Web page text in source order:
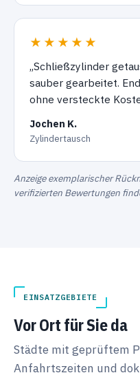
★★★★★
„Schließzylinder
sauber gearbeitet.
ohne versteckte
Jochen K.
Zylindertausch
Anzeige exemplarischer
verifizierten Bewertungen
EINSATZGEBIETE
Vor Ort für Sie da
Städte mit geprüftem
Anfahrtszeiten und